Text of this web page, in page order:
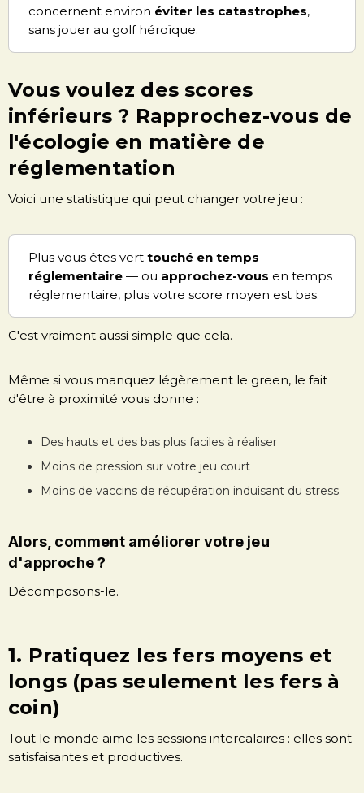
concernent environ éviter les catastrophes,
sans jouer au golf héroïque.
Vous voulez des scores
inférieurs ? Rapprochez-vous de
l'écologie en matière de
réglementation
Voici une statistique qui peut changer votre jeu :
Plus vous êtes vert touché en temps
réglementaire — ou approchez-vous en temps
réglementaire, plus votre score moyen est bas.
C'est vraiment aussi simple que cela.
Même si vous manquez légèrement le green, le fait
d'être à proximité vous donne :
Des hauts et des bas plus faciles à réaliser
Moins de pression sur votre jeu court
Moins de vaccins de récupération induisant du stress
Alors, comment améliorer votre jeu
d'approche ?
Décomposons-le.
1. Pratiquez les fers moyens et
longs (pas seulement les fers à
coin)
Tout le monde aime les sessions intercalaires : elles sont
satisfaisantes et productives.